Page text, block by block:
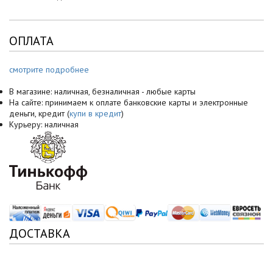
ОПЛАТА
смотрите подробнее
В магазине: наличная, безналичная - любые карты
На сайте: принимаем к оплате банковские карты и электронные
деньги, кредит (купи в кредит)
Курьеру: наличная
ДОСТАВКА